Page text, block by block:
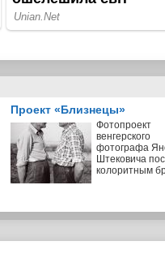
Проект «Близнецы»
Фотопроект
венгерского
фотографа
Штековича
колоритным